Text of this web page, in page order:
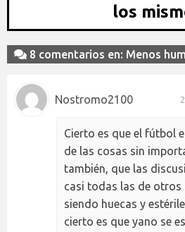
los
8 comentarios en: Menos
Nostromo2100
Cierto es que el fútbol
de las cosas sin
también, que las
casi todas las de otros
siendo huecas y
cierto es que yano se